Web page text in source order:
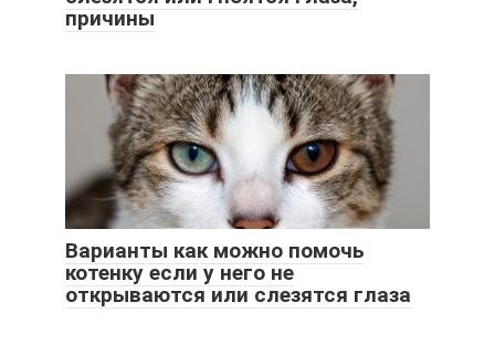
причины
Варианты как можно помочь
котенку если у него не
открываются или слезятся глаза